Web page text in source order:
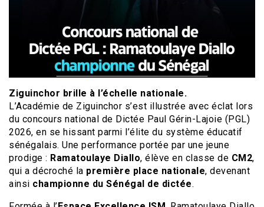
Ziguinchor brille à l’échelle nationale.
L’Académie de Ziguinchor s’est illustrée avec éclat lors
du concours national de Dictée Paul Gérin-Lajoie (PGL)
2026, en se hissant parmi l’élite du système éducatif
sénégalais. Une performance portée par une jeune
prodige : Ramatoulaye Diallo, élève en classe de CM2,
qui a décroché la première place nationale, devenant
ainsi championne du Sénégal de dictée.